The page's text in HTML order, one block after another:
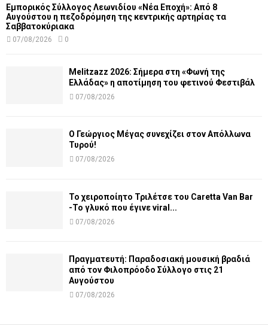
Εμπορικός Σύλλογος Λεωνιδίου «Νέα Εποχή»: Από 8
Αυγούστου η πεζοδρόμηση της κεντρικής αρτηρίας τα
Σαββατοκύριακα
07/08/2026 0
Melitzazz 2026: Σήμερα στη «Φωνή της
Ελλάδας» η αποτίμηση του φετινού Φεστιβάλ
07/08/2026
Ο Γεώργιος Μέγας συνεχίζει στον Απόλλωνα
Τυρού!
07/08/2026
Το χειροποίητο Τριλέτσε του Caretta Van Bar
-Το γλυκό που έγινε viral...
07/08/2026
Πραγματευτή: Παραδοσιακή μουσική βραδιά
από τον Φιλοπρόοδο Σύλλογο στις 21
Αυγούστου
07/08/2026